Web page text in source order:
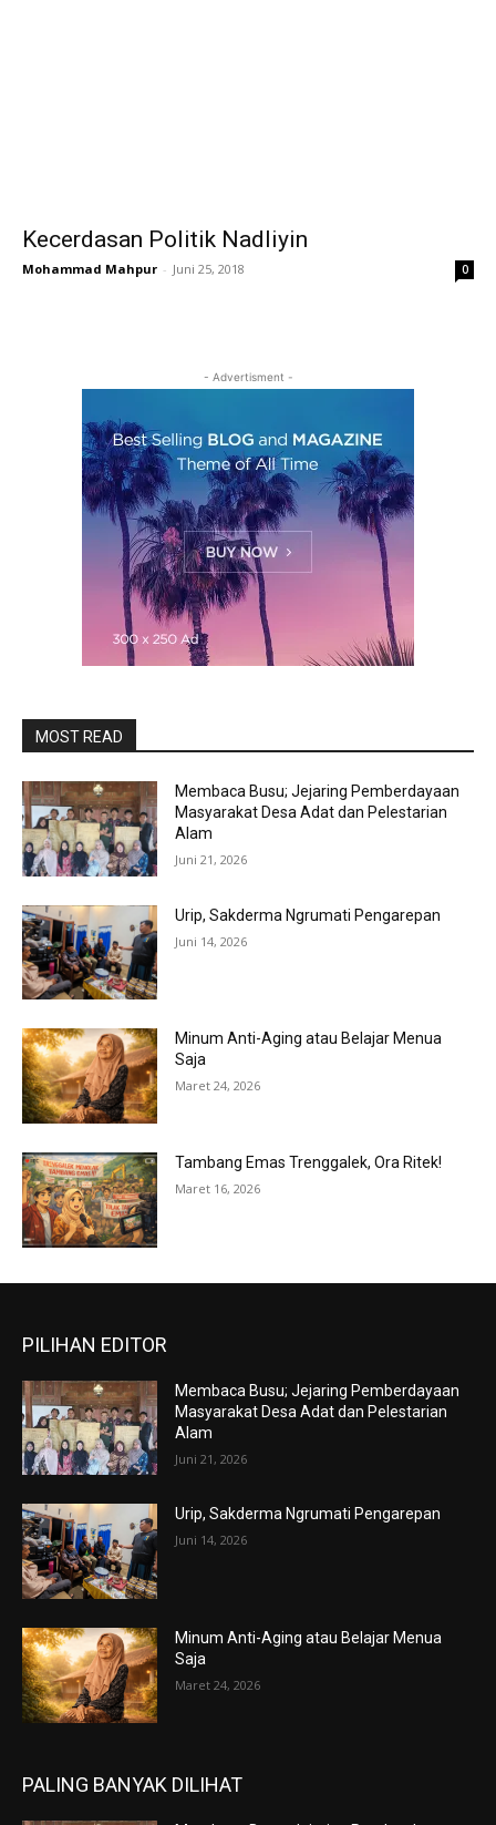
Kecerdasan Politik Nadliyin
Mohammad Mahpur - Juni 25, 2018 0
- Advertisment -
MOST READ
Membaca Busu; Jejaring Pemberdayaan
Masyarakat Desa Adat dan Pelestarian
Alam
Juni 21, 2026
Urip, Sakderma Ngrumati Pengarepan
Juni 14, 2026
Minum Anti-Aging atau Belajar Menua
Saja
Maret 24, 2026
Tambang Emas Trenggalek, Ora Ritek!
Maret 16, 2026
PILIHAN EDITOR
Membaca Busu; Jejaring Pemberdayaan
Masyarakat Desa Adat dan Pelestarian
Alam
Juni 21, 2026
Urip, Sakderma Ngrumati Pengarepan
Juni 14, 2026
Minum Anti-Aging atau Belajar Menua
Saja
Maret 24, 2026
PALING BANYAK DILIHAT